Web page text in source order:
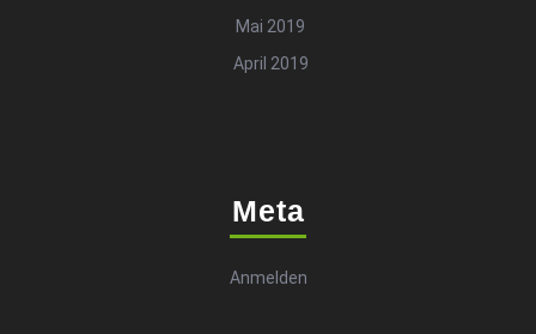
Mai 2019
April 2019
Meta
Anmelden